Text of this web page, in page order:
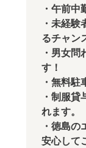
・午前中
・未経
るチャン
・男女
す！
・無料
・制服
れます。
・徳島
安心して